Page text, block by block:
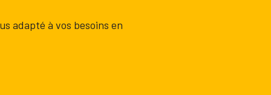
adapté à vos besoins en